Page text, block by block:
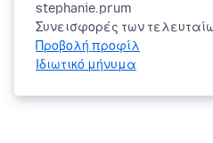
stephanie.prum
Συνεισφορές των
Προβολή προφίλ
Ιδιωτικό μήνυμα